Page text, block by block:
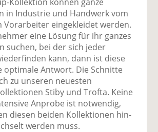
in Industrie und Handwerk vom
Vorarbeiter eingekleidet werden.
eine Lösung für ihr ganzes
suchen, bei der sich jeder
kann, dann ist diese
optimale Antwort. Die Schnitte
zu unseren neuesten
Stiby und Trofta. Keine
Anprobe ist notwendig,
diesen beiden Kollektionen hin-
werden muss.